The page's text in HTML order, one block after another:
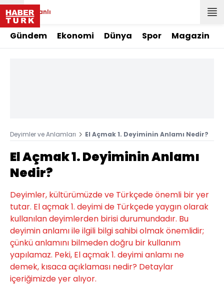
Canlı
Gündem Ekonomi Dünya Spor Magazin
Deyimler ve Anlamları El Açmak 1. Deyiminin Anlamı Nedir?
El Açmak 1. Deyiminin Anlamı
Nedir?
Deyimler, kültürümüzde ve Türkçede önemli bir yer
tutar. El açmak 1. deyimi de Türkçede yaygın olarak
kullanılan deyimlerden birisi durumundadır. Bu
deyimin anlamı ile ilgili bilgi sahibi olmak önemlidir;
çünkü anlamını bilmeden doğru bir kullanım
yapılamaz. Peki, El açmak 1. deyimi anlamı ne
demek, kısaca açıklaması nedir? Detaylar
içeriğimizde yer alıyor.